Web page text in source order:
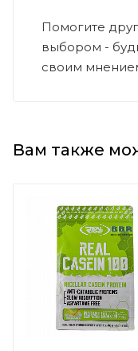
Помогите
выбором -
своим
Вам также